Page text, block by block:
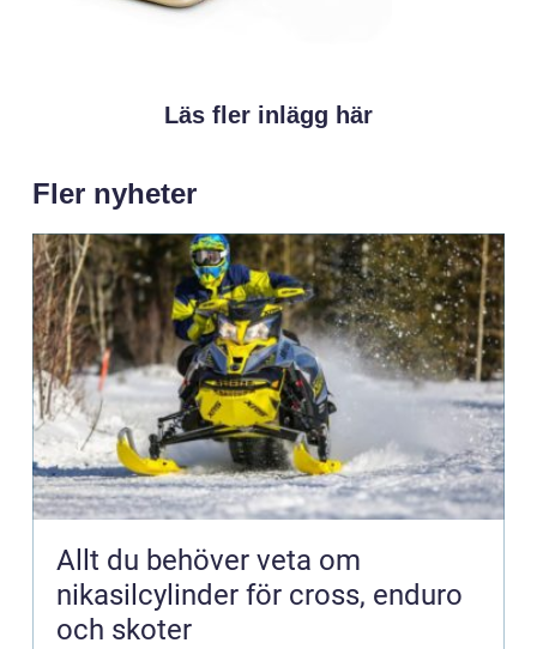
Läs fler inlägg här
Fler nyheter
Allt du behöver veta om
nikasilcylinder för cross, enduro
och skoter